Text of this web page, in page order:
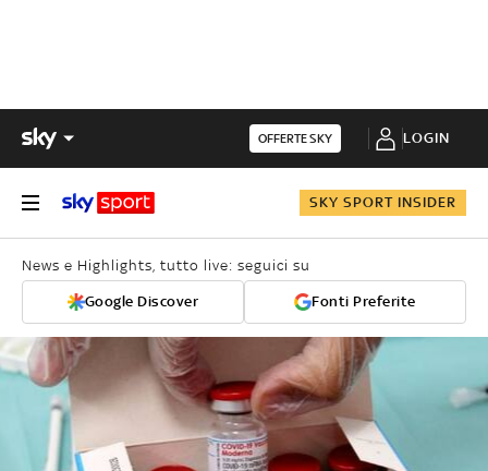
OFFERTE SKY LOGIN
SKY SPORT INSIDER
News e Highlights, tutto live: seguici su
Google Discover Fonti Preferite